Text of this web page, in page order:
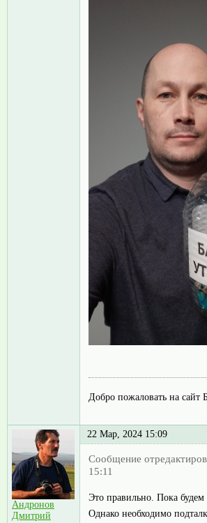
Добро пожаловать на сайт
Андронов
Дмитрий
22 Мар, 2024 15:09
Сообщение
15:11
Это правильно. Пока будем
Однако необходимо